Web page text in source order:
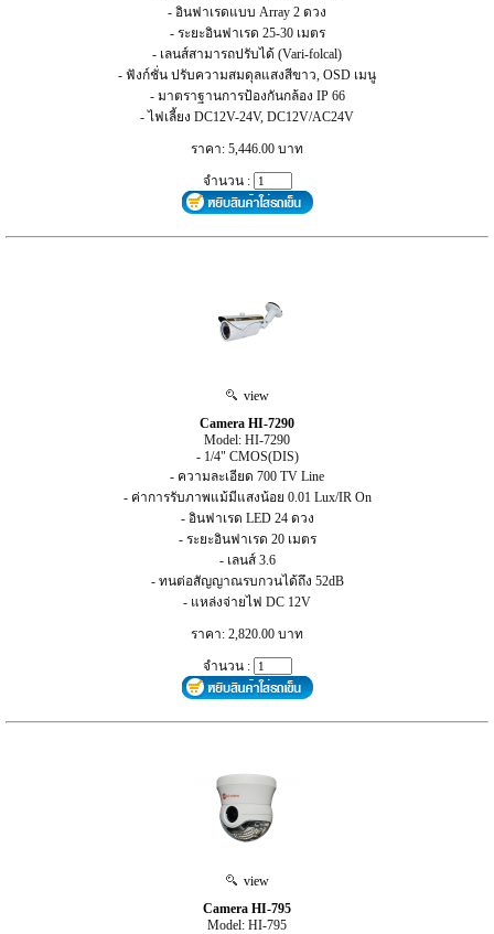
- อินฟาเรดแบบ Array 2 ดวง
- ระยะอินฟาเรด 25-30 เมตร
- เลนส์สามารถปรับได้ (Vari-folcal)
- ฟังก์ชั่น ปรับความสมดุลแสงสีขาว, OSD เมนู
- มาตราฐานการป้องกันกล้อง IP 66
- ไฟเลี้ยง DC12V-24V, DC12V/AC24V
ราคา: 5,446.00 บาท
จำนวน :
view
Camera HI-7290
Model: HI-7290
- 1/4" CMOS(DIS)
- ความละเอียด 700 TV Line
- ค่าการรับภาพแม้มีแสงน้อย 0.01 Lux/IR On
- อินฟาเรด LED 24 ดวง
- ระยะอินฟาเรด 20 เมตร
- เลนส์ 3.6
- ทนต่อสัญญาณรบกวนได้ถึง 52dB
- แหล่งจ่ายไฟ DC 12V
ราคา: 2,820.00 บาท
จำนวน :
view
Camera HI-795
Model: HI-795